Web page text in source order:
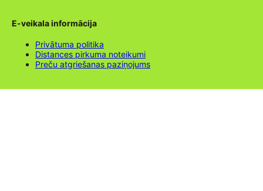
E-veikala informācija
Privātuma politika
Distances pirkuma noteikumi
Preču atgriešanas paziņojums